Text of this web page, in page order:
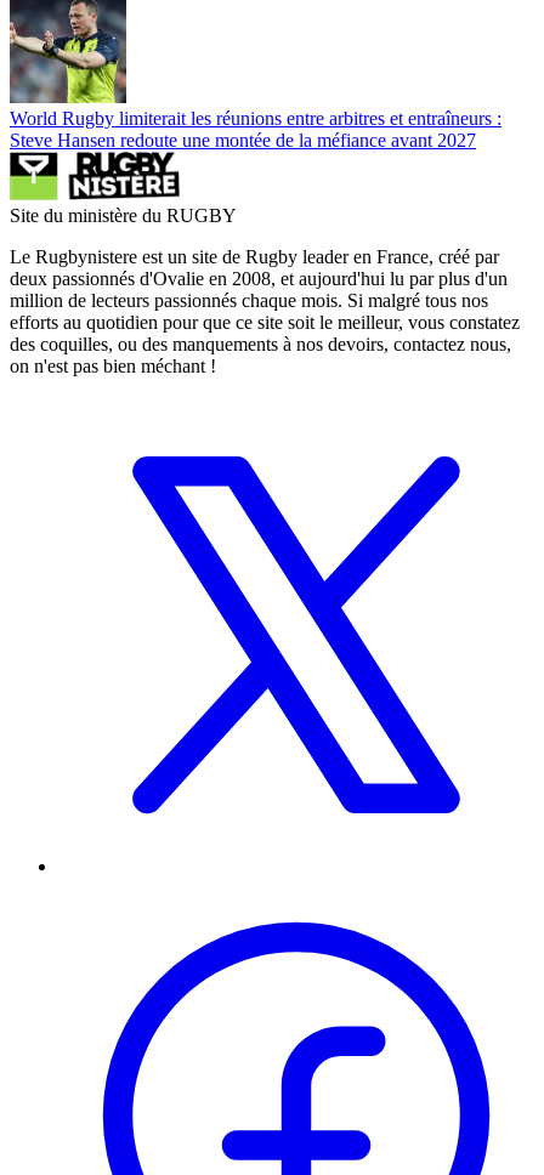
World Rugby limiterait les réunions entre arbitres et entraîneurs :
Steve Hansen redoute une montée de la méfiance avant 2027
Site du ministère du RUGBY
Le Rugbynistere est un site de Rugby leader en France, créé par
deux passionnés d'Ovalie en 2008, et aujourd'hui lu par plus d'un
million de lecteurs passionnés chaque mois. Si malgré tous nos
efforts au quotidien pour que ce site soit le meilleur, vous constatez
des coquilles, ou des manquements à nos devoirs, contactez nous,
on n'est pas bien méchant !